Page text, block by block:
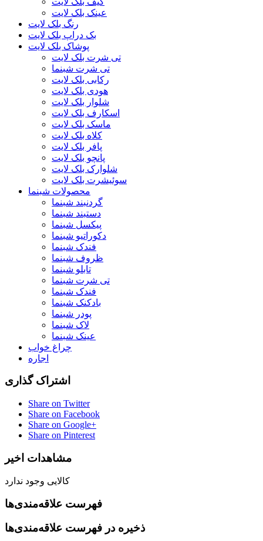
عینک بلک لایت
رنگ بلک لایت
بک دراپ بلک لایت
پوشاک بلک لایت
تی شرت بلک لایت
تی شرت شبنما
رکابی بلک لایت
هودی بلک لایت
شلوار بلک لایت
اسکارف بلک لایت
ماسک بلک لایت
کلاه بلک لایت
پافر بلک لایت
پانچو بلک لایت
شلوارک بلک لایت
سوئیشرت بلک لایت
محصولات شبنما
گردنبند شبنما
دستبند شبنما
پیکسل شبنما
دکوراتیو شبنما
فندک شبنما
ظروف شبنما
تابلو شبنما
تی شرت شبنما
فندک شبنما
بادکنک شبنما
پودر شبنما
لاک شبنما
عینک شبنما
چراغ خواب
اجاره
اشتراک گذاری
Share on Twitter
Share on Facebook
Share on Google+
Share on Pinterest
مشاهدات اخیر
کالایی وجود ندارد
فهرست علاقه‌مندی‌ها
ذخیره در فهرست علاقه‌مندی‌ها